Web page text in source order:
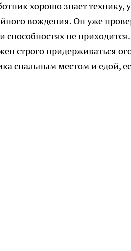
хорошо знает технику,
вождения. Он уже
способностях не
строго придерживаться
спальным местом и едой,